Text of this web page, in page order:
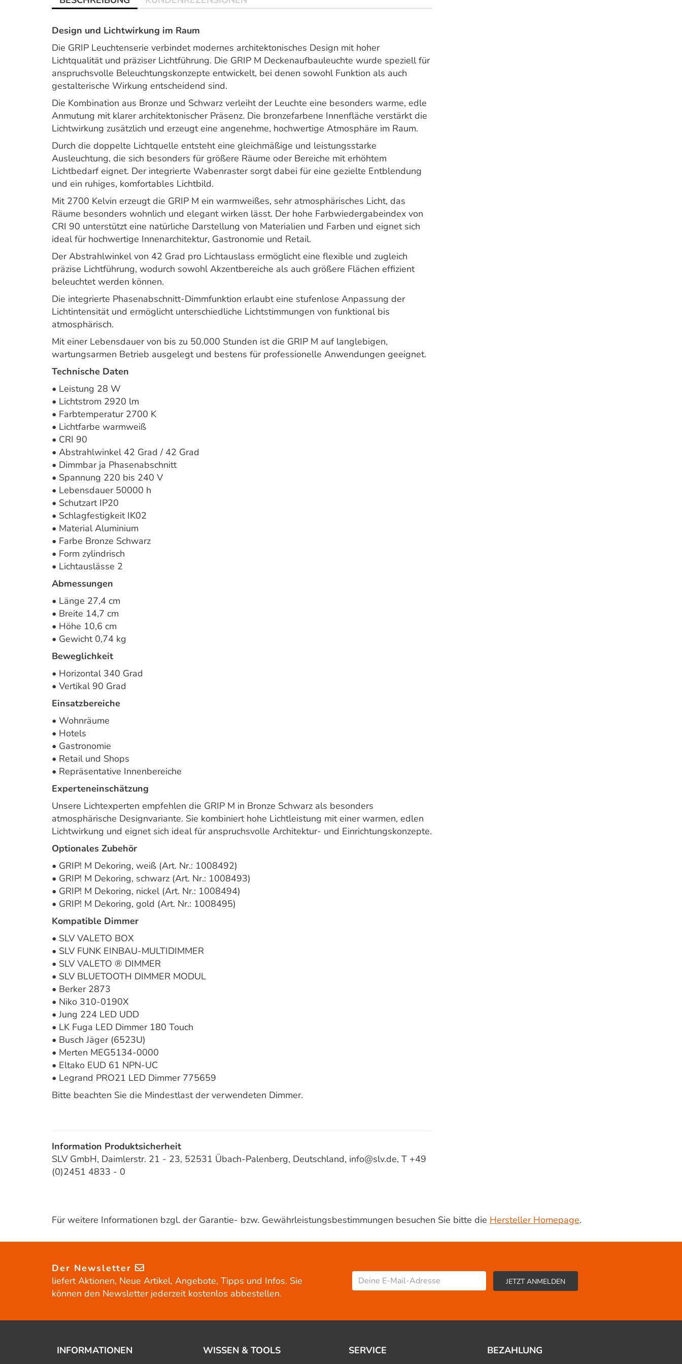
Design und Lichtwirkung im Raum
Die GRIP Leuchtenserie verbindet modernes architektonisches Design mit hoher
Lichtqualität und präziser Lichtführung. Die GRIP M Deckenaufbauleuchte wurde speziell für
anspruchsvolle Beleuchtungskonzepte entwickelt, bei denen sowohl Funktion als auch
gestalterische Wirkung entscheidend sind.
Die Kombination aus Bronze und Schwarz verleiht der Leuchte eine besonders warme, edle
Anmutung mit klarer architektonischer Präsenz. Die bronzefarbene Innenfläche verstärkt die
Lichtwirkung zusätzlich und erzeugt eine angenehme, hochwertige Atmosphäre im Raum.
Durch die doppelte Lichtquelle entsteht eine gleichmäßige und leistungsstarke
Ausleuchtung, die sich besonders für größere Räume oder Bereiche mit erhöhtem
Lichtbedarf eignet. Der integrierte Wabenraster sorgt dabei für eine gezielte Entblendung
und ein ruhiges, komfortables Lichtbild.
Mit 2700 Kelvin erzeugt die GRIP M ein warmweißes, sehr atmosphärisches Licht, das
Räume besonders wohnlich und elegant wirken lässt. Der hohe Farbwiedergabeindex von
CRI 90 unterstützt eine natürliche Darstellung von Materialien und Farben und eignet sich
ideal für hochwertige Innenarchitektur, Gastronomie und Retail.
Der Abstrahlwinkel von 42 Grad pro Lichtauslass ermöglicht eine flexible und zugleich
präzise Lichtführung, wodurch sowohl Akzentbereiche als auch größere Flächen effizient
beleuchtet werden können.
Die integrierte Phasenabschnitt-Dimmfunktion erlaubt eine stufenlose Anpassung der
Lichtintensität und ermöglicht unterschiedliche Lichtstimmungen von funktional bis
atmosphärisch.
Mit einer Lebensdauer von bis zu 50.000 Stunden ist die GRIP M auf langlebigen,
wartungsarmen Betrieb ausgelegt und bestens für professionelle Anwendungen geeignet.
Technische Daten
• Leistung 28 W
• Lichtstrom 2920 lm
• Farbtemperatur 2700 K
• Lichtfarbe warmweiß
• CRI 90
• Abstrahlwinkel 42 Grad / 42 Grad
• Dimmbar ja Phasenabschnitt
• Spannung 220 bis 240 V
• Lebensdauer 50000 h
• Schutzart IP20
• Schlagfestigkeit IK02
• Material Aluminium
• Farbe Bronze Schwarz
• Form zylindrisch
• Lichtauslässe 2
Abmessungen
• Länge 27,4 cm
• Breite 14,7 cm
• Höhe 10,6 cm
• Gewicht 0,74 kg
Beweglichkeit
• Horizontal 340 Grad
• Vertikal 90 Grad
Einsatzbereiche
• Wohnräume
• Hotels
• Gastronomie
• Retail und Shops
• Repräsentative Innenbereiche
Experteneinschätzung
Unsere Lichtexperten empfehlen die GRIP M in Bronze Schwarz als besonders
atmosphärische Designvariante. Sie kombiniert hohe Lichtleistung mit einer warmen, edlen
Lichtwirkung und eignet sich ideal für anspruchsvolle Architektur- und Einrichtungskonzepte.
Optionales Zubehör
• GRIP! M Dekoring, weiß (Art. Nr.: 1008492)
• GRIP! M Dekoring, schwarz (Art. Nr.: 1008493)
• GRIP! M Dekoring, nickel (Art. Nr.: 1008494)
• GRIP! M Dekoring, gold (Art. Nr.: 1008495)
Kompatible Dimmer
• SLV VALETO BOX
• SLV FUNK EINBAU-MULTIDIMMER
• SLV VALETO ® DIMMER
• SLV BLUETOOTH DIMMER MODUL
• Berker 2873
• Niko 310-0190X
• Jung 224 LED UDD
• LK Fuga LED Dimmer 180 Touch
• Busch Jäger (6523U)
• Merten MEG5134-0000
• Eltako EUD 61 NPN-UC
• Legrand PRO21 LED Dimmer 775659
Bitte beachten Sie die Mindestlast der verwendeten Dimmer.
Information Produktsicherheit
SLV GmbH, Daimlerstr. 21 - 23, 52531 Übach-Palenberg, Deutschland, info@slv.de, T +49
(0)2451 4833 - 0
Für weitere Informationen bzgl. der Garantie- bzw. Gewährleistungsbestimmungen besuchen Sie bitte die Hersteller Homepage.
Der Newsletter
liefert Aktionen, Neue Artikel, Angebote, Tipps und Infos. Sie
können den Newsletter jederzeit kostenlos abbestellen.
INFORMATIONEN WISSEN & TOOLS SERVICE BEZAHLUNG